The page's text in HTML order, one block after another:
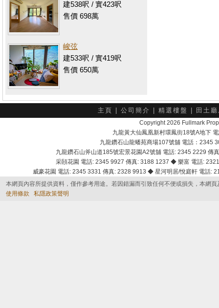
建538呎 / 實423呎
售價 698萬
峻弦
建533呎 / 實419呎
售價 650萬
主頁 公司簡介 精選樓盤 田土
Copyright 2026 Fullmark
九龍黃大仙鳳凰新村環鳳街18號A地下
九龍鑽石山龍蟠苑商場107號舖 電話：2345
九龍鑽石山斧山道185號宏景花園A2號舖 電話: 2345 2229
采頣花園 電話: 2345 9927 傳真: 3188 1237 ◆ 樂富 電話:
威豪花園 電話: 2345 3331 傳真: 2328 9913 ◆ 星河明居/悅庭軒 電話
本網頁內容所提供資料，僅作參考用途。若因錯漏而引致任何不便或損失，本網
使用條款
私隱政策聲明